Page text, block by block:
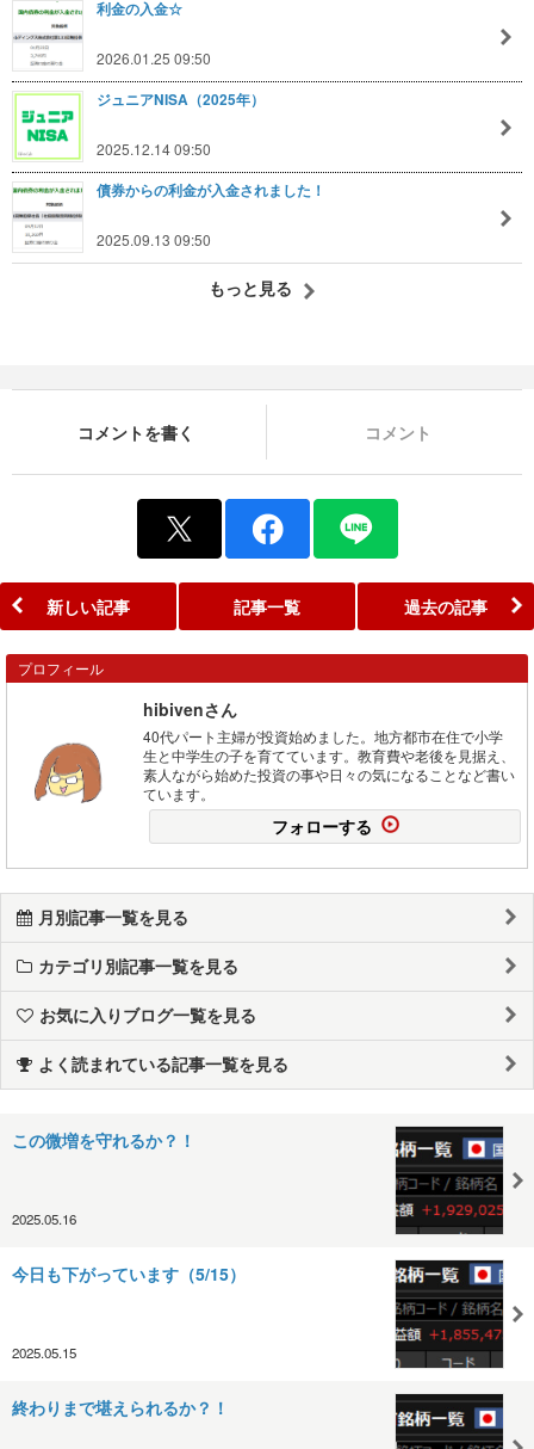
利金の入金☆
2026.01.25 09:50
ジュニアNISA（2025年）
2025.12.14 09:50
債券からの利金が入金されました！
2025.09.13 09:50
もっと見る
コメントを書く コメント
新しい記事 記事一覧 過去の記事
プロフィール
hibivenさん
40代パート主婦が投資始めました。地方都市在住で小学
生と中学生の子を育てています。教育費や老後を見据え、
素人ながら始めた投資の事や日々の気になることなど書い
ています。
フォローする
月別記事一覧を見る
カテゴリ別記事一覧を見る
お気に入りブログ一覧を見る
よく読まれている記事一覧を見る
この微増を守れるか？！
2025.05.16
今日も下がっています（5/15）
2025.05.15
終わりまで堪えられるか？！